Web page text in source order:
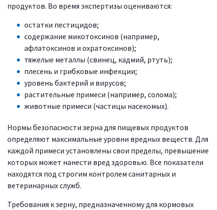
продуктов. Во время экспертизы оцениваются:
остатки пестицидов;
содержание микотоксинов (например,
афлатоксинов и охратоксинов);
тяжелые металлы (свинец, кадмий, ртуть);
плесень и грибковые инфекции;
уровень бактерий и вирусов;
растительные примеси (например, солома);
животные примеси (частицы насекомых).
Нормы безопасности зерна для пищевых продуктов
определяют максимальные уровни вредных веществ. Для
каждой примеси установлены свои пределы, превышение
которых может нанести вред здоровью. Все показатели
находятся под строгим контролем санитарных и
ветеринарных служб.
Требования к зерну, предназначенному для кормовых